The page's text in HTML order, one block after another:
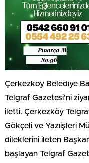
Çerkezköy Belediye
Telgraf Gazetesi’ni
iletti. Çerkezköy
Gökçeli ve Yazıişleri
dileklerini ileten
başlayan Telgraf